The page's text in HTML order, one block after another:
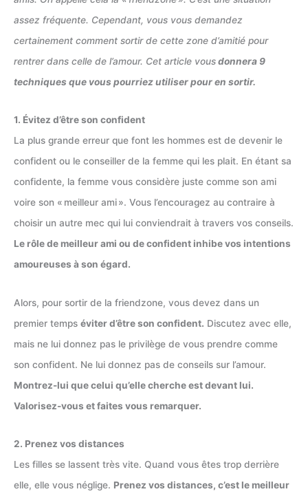
assez fréquente. Cependant, vous vous demandez
certainement comment sortir de cette zone d’amitié pour
rentrer dans celle de l’amour. Cet article vousdonnera 9
techniques que vous pourriez utiliser pour en sortir.
1. Évitez d’être son confident
La plus grande erreur que font les hommes est de devenir le
confident ou le conseiller de la femme qui les plait. En étant sa
confidente, la femme vous considère juste comme son ami
voire son « meilleur ami ». Vous l’encouragez au contraire à
choisir un autre mec qui lui conviendrait à travers vos conseils.
Le rôle de meilleur ami ou de confident inhibe vos intentions
amoureuses à son égard.
Alors, pour sortir de la friendzone, vous devez dans un
premier temps éviter d’être son confident. Discutez avec elle,
mais ne lui donnez pas le privilège de vous prendre comme
son confident. Ne lui donnez pas de conseils sur l’amour.
Montrez-lui que celui qu’elle cherche est devant lui.
Valorisez-vous et faites vous remarquer.
2. Prenez vos distances
Les filles se lassent très vite. Quand vous êtes trop derrière
elle, elle vous néglige. Prenez vos distances, c’est le meilleur